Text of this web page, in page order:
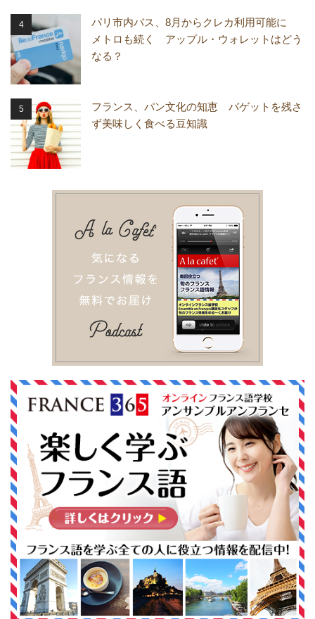
パリ市内バス、8月からクレカ利用可能に
メトロも続く アップル・ウォレットはどう
なる？
フランス、パン文化の知恵 バゲットを残さ
ず美味しく食べる豆知識